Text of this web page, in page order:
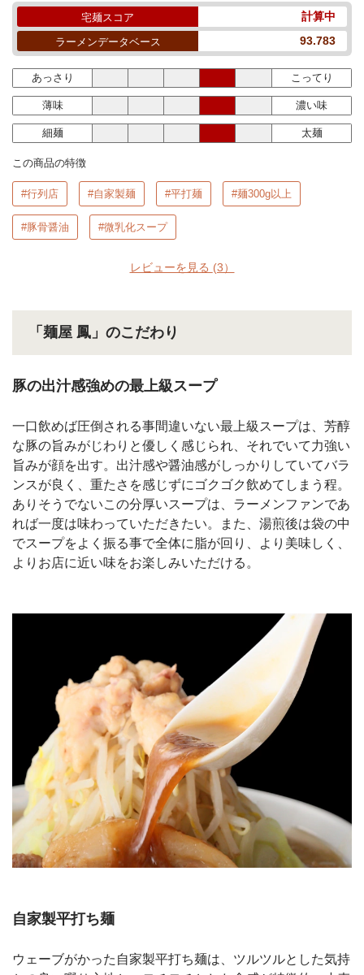
宅麺スコア 計算中
ラーメンデータベース 93.783
あっさり こってり
薄味 濃い味
細麺 太麺
この商品の特徴
#行列店 #自家製麺 #平打麺 #麺300g以上
#豚骨醤油 #微乳化スープ
レビューを見る (3）
「麺屋 鳳」のこだわり
豚の出汁感強めの最上級スープ
一口飲めば圧倒される事間違いない最上級スープは、芳醇
な豚の旨みがじわりと優しく感じられ、それでいて力強い
旨みが顔を出す。出汁感や醤油感がしっかりしていてバラ
ンスが良く、重たさを感じずにゴクゴク飲めてしまう程。
ありそうでないこの分厚いスープは、ラーメンファンであ
れば一度は味わっていただきたい。また、湯煎後は袋の中
でスープをよく振る事で全体に脂が回り、より美味しく、
よりお店に近い味をお楽しみいただける。
自家製平打ち麺
ウェーブがかった自家製平打ち麺は、ツルツルとした気持